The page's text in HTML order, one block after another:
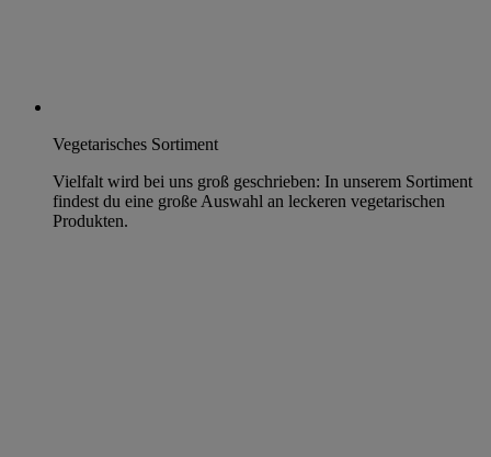
Vegetarisches Sortiment
Vielfalt wird bei uns groß geschrieben: In unserem Sortiment
findest du eine große Auswahl an leckeren vegetarischen
Produkten.